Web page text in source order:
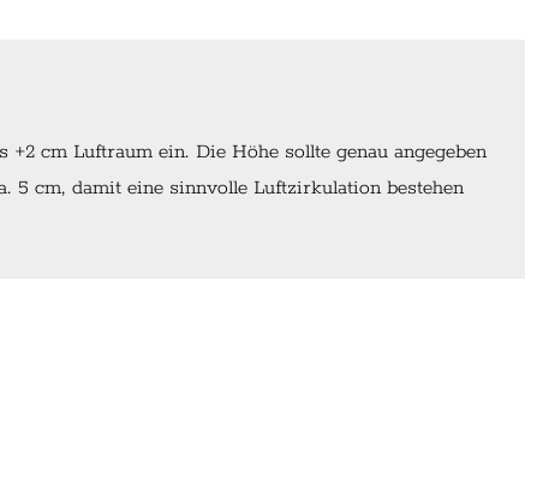
cm Luftraum ein. Die Höhe sollte genau angegeben
5 cm, damit eine sinnvolle Luftzirkulation bestehen